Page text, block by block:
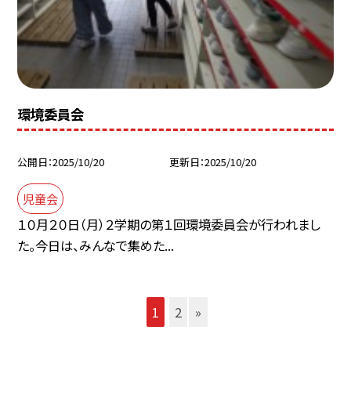
環境委員会
公開日 2025/10/20 更新日 2025/10/20
児童会
１０月２０日（月）２学期の第１回環境委員会が行われまし
た。今日は、みんなで集めた...
1 2 »